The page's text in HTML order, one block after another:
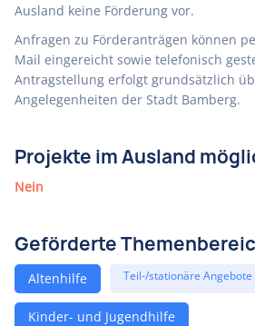
Ausland keine Förderung vor.
Anfragen zu Förderanträgen können
Mail eingereicht sowie telefonisch
Antragstellung erfolgt grundsätzlich
Angelegenheiten der Stadt Bamberg.
Projekte im Ausland
Nein
Geförderte
Altenhilfe Teil-/stationäre
Kinder- und Jugendhilfe